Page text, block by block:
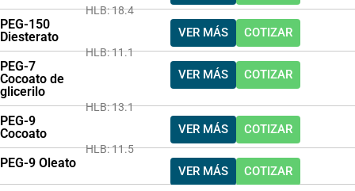
PEG-150
Diesterato
HLB: 18.4
VER MÁS COTIZAR
PEG-7
Cocoato de
glicerilo
HLB: 11.1
VER MÁS COTIZAR
PEG-9
Cocoato
HLB: 13.1
VER MÁS COTIZAR
PEG-9 Oleato
HLB: 11.5
VER MÁS COTIZAR